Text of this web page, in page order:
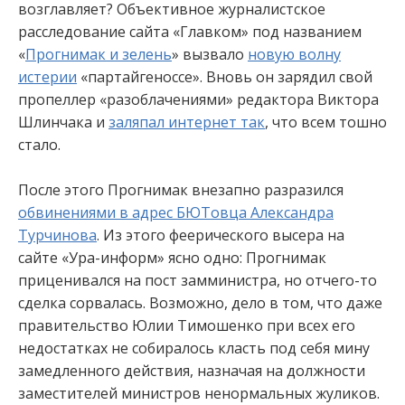
возглавляет? Объективное журналистское
расследование сайта «Главком» под названием
«Прогнимак и зелень» вызвало новую волну
истерии «партайгеноссе». Вновь он зарядил свой
пропеллер «разоблачениями» редактора Виктора
Шлинчака и заляпал интернет так, что всем тошно
стало.
После этого Прогнимак внезапно разразился
обвинениями в адрес БЮТовца Александра
Турчинова. Из этого феерического высера на
сайте «Ура-информ» ясно одно: Прогнимак
приценивался на пост замминистра, но отчего-то
сделка сорвалась. Возможно, дело в том, что даже
правительство Юлии Тимошенко при всех его
недостатках не собиралось класть под себя мину
замедленного действия, назначая на должности
заместителей министров ненормальных жуликов.